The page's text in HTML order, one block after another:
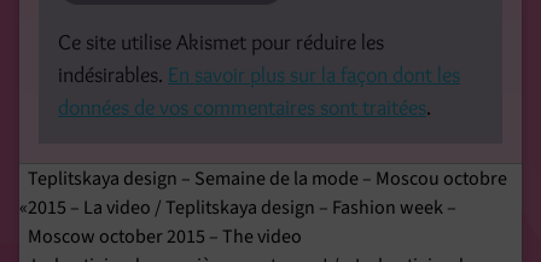
Ce site utilise Akismet pour réduire les
indésirables. En savoir plus sur la façon dont les
données de vos commentaires sont traitées.
Teplitskaya design – Semaine de la mode – Moscou octobre
2015 – La video / Teplitskaya design – Fashion week –
Moscow october 2015 – The video